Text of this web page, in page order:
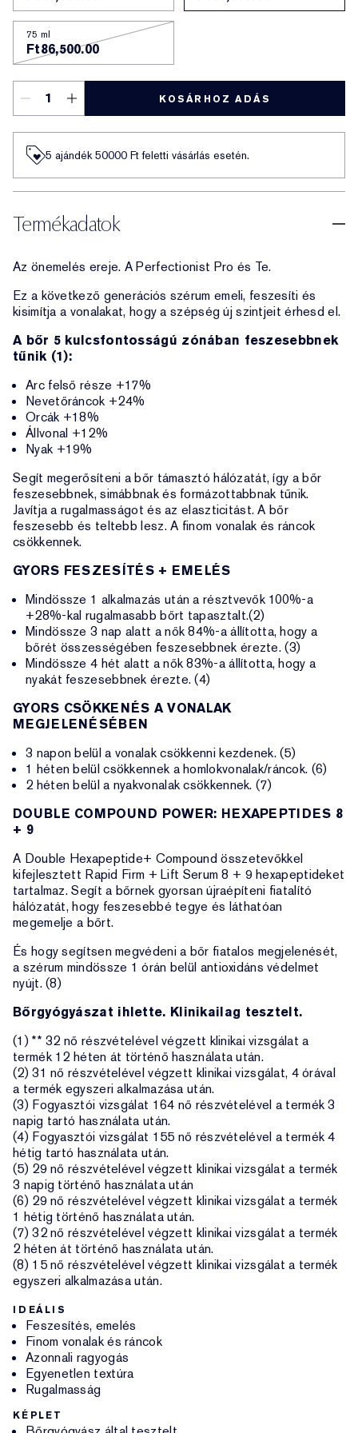
75 ml
Ft86,500.00
KOSÁRHOZ ADÁS
5 ajándék 50000​ Ft feletti vásárlás esetén.
Termékadatok
Az önemelés ereje. A Perfectionist Pro és Te.
Ez a következő generációs szérum emeli, feszesíti és
kisimítja a vonalakat, hogy a szépség új szintjeit érhesd el.
A bőr 5 kulcsfontosságú zónában feszesebbnek
tűnik (1):
Arc felső része +17%
Nevetőráncok +24%
Orcák +18%
Állvonal +12%
Nyak +19%
Segít megerősíteni a bőr támasztó hálózatát, így a bőr
feszesebbnek, simábbnak és formázottabbnak tűnik.
Javítja a rugalmasságot és az elaszticitást. A bőr
feszesebb és teltebb lesz. A finom vonalak és ráncok
csökkennek.
GYORS FESZESÍTÉS + EMELÉS
Mindössze 1 alkalmazás után a résztvevők 100%-a
+28%-kal rugalmasabb bőrt tapasztalt.(2)
Mindössze 3 nap alatt a nők 84%-a állította, hogy a
bőrét összességében feszesebbnek érezte. (3)
Mindössze 4 hét alatt a nők 83%-a állította, hogy a
nyakát feszesebbnek érezte. (4)
GYORS CSÖKKENÉS A VONALAK
MEGJELENÉSÉBEN
3 napon belül a vonalak csökkenni kezdenek. (5)
1 héten belül csökkennek a homlokvonalak/ráncok. (6)
2 héten belül a nyakvonalak csökkennek. (7)
DOUBLE COMPOUND POWER: HEXAPEPTIDES 8
+ 9
A Double Hexapeptide+ Compound összetevőkkel
kifejlesztett Rapid Firm + Lift Serum 8 + 9 hexapeptideket
tartalmaz. Segít a bőrnek gyorsan újraépíteni fiatalító
hálózatát, hogy feszesebbé tegye és láthatóan
megemelje a bőrt.
És hogy segítsen megvédeni a bőr fiatalos megjelenését,
a szérum mindössze 1 órán belül antioxidáns védelmet
nyújt. (8)
Bőrgyógyászat ihlette. Klinikailag tesztelt.
(1) ** 32 nő részvételével végzett klinikai vizsgálat a
termék 12 héten át történő használata után.
(2) 31 nő részvételével végzett klinikai vizsgálat, 4 órával
a termék egyszeri alkalmazása után.
(3) Fogyasztói vizsgálat 164 nő részvételével a termék 3
napig tartó használata után.
(4) Fogyasztói vizsgálat 155 nő részvételével a termék 4
hétig tartó használata után.
(5) 29 nő részvételével végzett klinikai vizsgálat a termék
3 napig történő használata után
(6) 29 nő részvételével végzett klinikai vizsgálat a termék
1 hétig történő használata után.
(7) 32 nő részvételével végzett klinikai vizsgálat a termék
2 héten át történő használata után.
(8) 15 nő részvételével végzett klinikai vizsgálat a termék
egyszeri alkalmazása után.
IDEÁLIS
Feszesítés, emelés
Finom vonalak és ráncok
Azonnali ragyogás
Egyenetlen textúra
Rugalmasság
KÉPLET